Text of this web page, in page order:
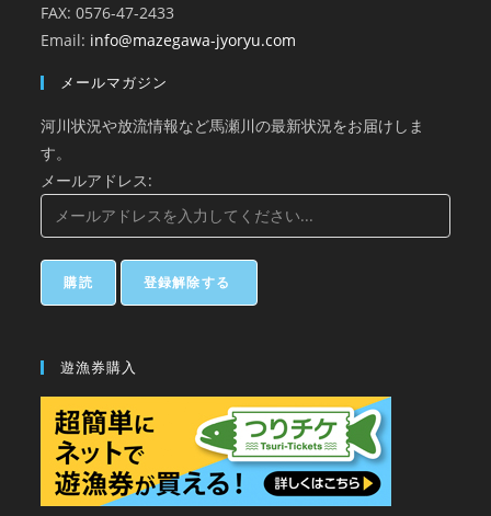
FAX: 0576-47-2433
Email: info@mazegawa-jyoryu.com
メールマガジン
河川状況や放流情報など馬瀬川の最新状況をお届けしま
す。
メールアドレス:
遊漁券購入